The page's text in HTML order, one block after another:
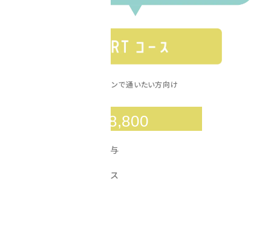
スタジオメインで通いたい方向け
8,800
付与
プロテインサービス